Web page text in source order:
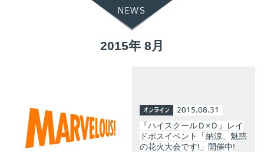
NEWS
2015年 8月
オンライン 2015.08.31
『ハイスクールＤ×Ｄ』レイ
ドボスイベント「納涼、魅惑
の花火大会です!」開催中!